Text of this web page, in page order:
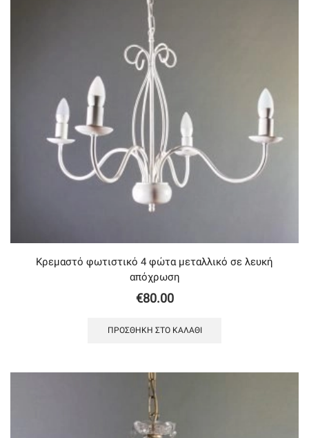
Κρεμαστό φωτιστικό 4 φώτα μεταλλικό σε λευκή
απόχρωση
€80.00
ΠΡΟΣΘΉΚΗ ΣΤΟ ΚΑΛΆΘΙ